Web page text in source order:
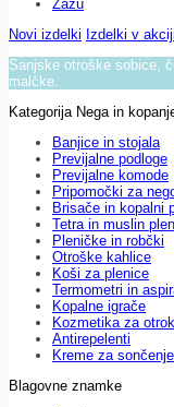
Zazu
Novi izdelki Izdelki v akciji
Sanjske otroške sobice,
malčke.
Kategorija Nega in
Banjice in stojala
Previjalne podloge
Previjalne komode
Pripomočki za
Brisače in kopalni
Tetra in muslin
Pleničke in robčki
Otroške kahlice
Koši za plenice
Termometri in
Kopalne igrače
Kozmetika za
Antirepelenti
Kreme za sončenje
Blagovne znamke